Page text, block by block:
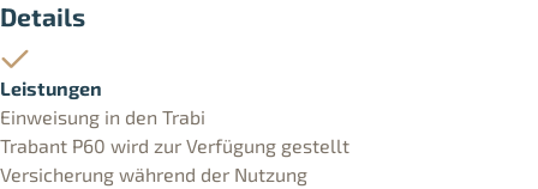
Details
Leistungen
Einweisung in den Trabi
Trabant P60 wird zur Verfügung gestellt
Versicherung während der Nutzung